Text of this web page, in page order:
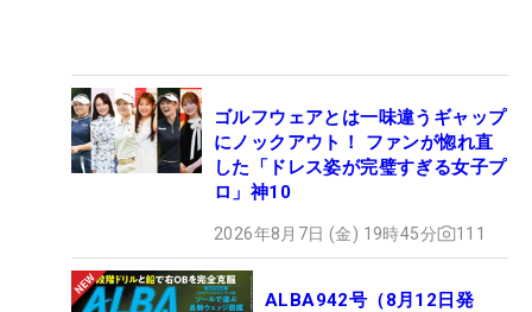
ゴルフウェアとは一味違うギャップ
にノックアウト！ ファンが惚れ直
した「ドレス姿が完璧すぎる女子プ
ロ」神10
2026年8月7日 (金) 19時45分 111
ALBA942号（8月12日発